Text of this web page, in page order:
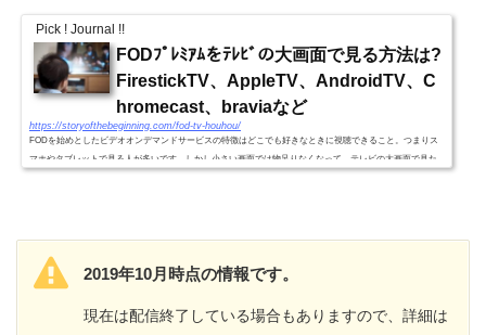
Pick ! Journal !!
FODﾌﾟﾚﾐｱﾑをﾃﾚﾋﾞの大画面で見る方法は?
FirestickTV、AppleTV、AndroidTV、C
hromecast、braviaなど
https://storyofthebeginning.com/fod-tv-houhou/
FODを始めとしたビデオオンデマンドサービスの特徴はどこでも好きなときに視聴できること。つまりス
マホやタブレットで見る人が多いです。しかし小さい画面では物足りなくなって、テレビの大画面で見た
2019年10月時点の情報です。
現在は配信終了している場合もありますので、詳細は